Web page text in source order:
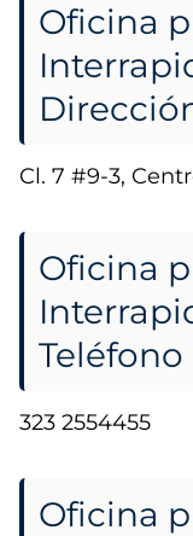
Oficina
Cl. 7 #9-3,
Oficina
Teléfono
323 2554455
Oficina